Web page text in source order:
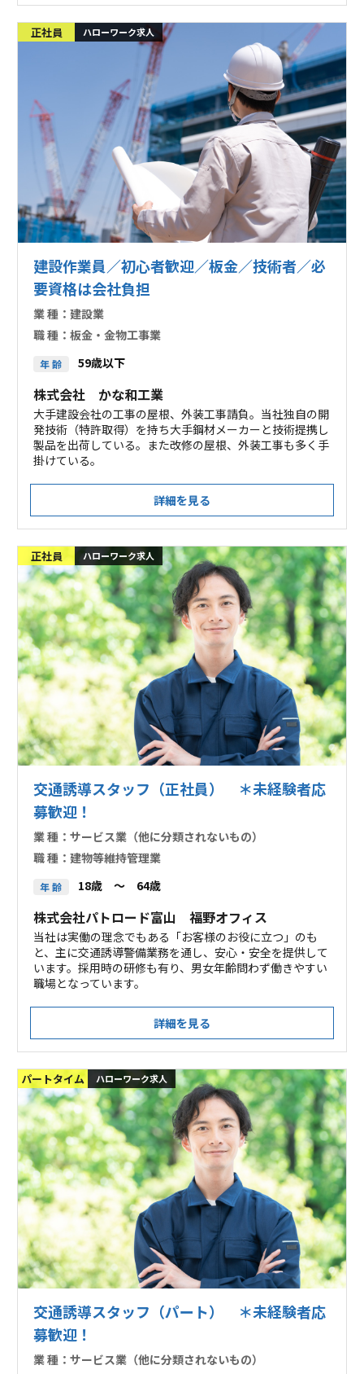
正社員 ハローワーク求人
建設作業員／初心者歓迎／板金／技術者／必
要資格は会社負担
業 種： 建設業
職 種： 板金・金物工事業
年 齢 59歳以下
株式会社 かな和工業
大手建設会社の工事の屋根、外装工事請負。当社独自の開
発技術（特許取得）を持ち大手鋼材メーカーと技術提携し
製品を出荷している。また改修の屋根、外装工事も多く手
掛けている。
詳細を見る
正社員 ハローワーク求人
交通誘導スタッフ（正社員） ＊未経験者応
募歓迎！
業 種： サービス業（他に分類されないもの）
職 種： 建物等維持管理業
年 齢 18歳 ～ 64歳
株式会社パトロード富山 福野オフィス
当社は実働の理念でもある「お客様のお役に立つ」のも
と、主に交通誘導警備業務を通し、安心・安全を提供して
います。採用時の研修も有り、男女年齢問わず働きやすい
職場となっています。
詳細を見る
パートタイム ハローワーク求人
交通誘導スタッフ（パート） ＊未経験者応
募歓迎！
業 種： サービス業（他に分類されないもの）